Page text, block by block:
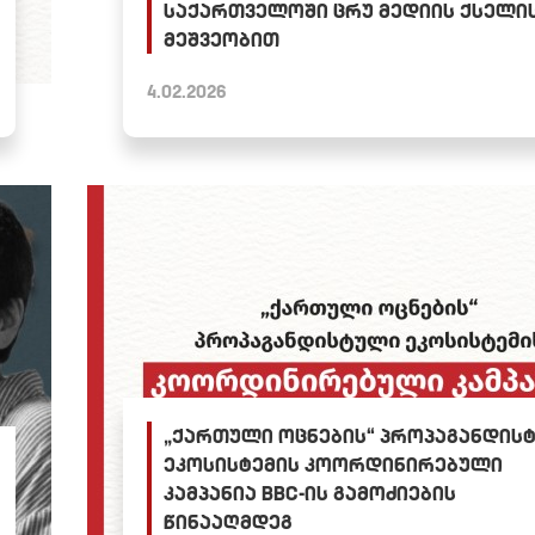
საქართველოში ცრუ მედიის
მეშვეობით
4.02.2026
„ქართული ოცნების“
ეკოსისტემის კოორდინირებული
კამპანია BBC-ის გამოძიების
წინააღმდეგ